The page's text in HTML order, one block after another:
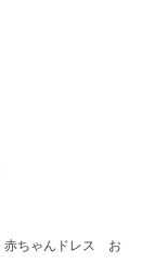
ちゃんドレス お